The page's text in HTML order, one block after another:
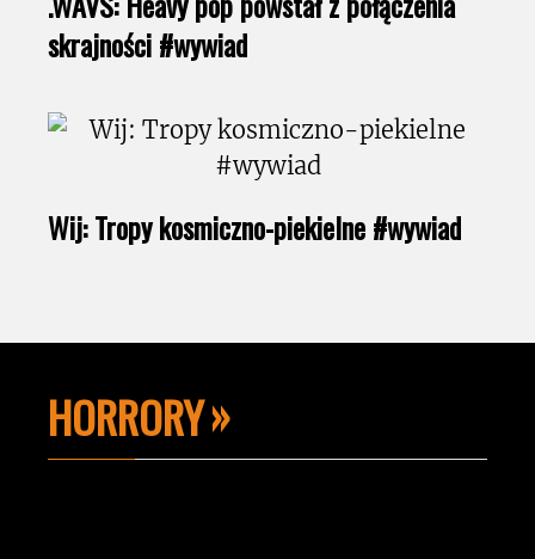
skrajności #wywiad
Wij: Tropy kosmiczno-piekielne #wywiad
HORRORY